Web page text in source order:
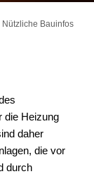
Nützliche Bauinfos
die Heizung
daher
die vor
durch